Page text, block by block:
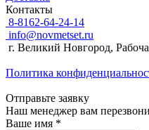
Контакты
8-8162-64-24-14
info@novmetset.ru
г. Великий Новгород,
Политика
Отправьте заявку
Наш менеджер вам
Ваше имя *